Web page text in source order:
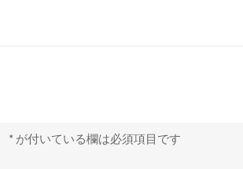
* が付いている欄は必須項目です